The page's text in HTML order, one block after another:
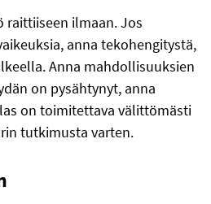
ilmaan. Jos
anna tekohengitystä,
Anna mahdollisuuksien
on pysähtynyt, anna
on toimitettava välittömästi
tutkimusta varten.